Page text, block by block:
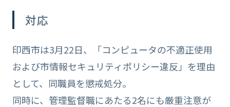
対応
印西市は3月22日、「コンピュータの不適正使用
および市情報セキュリティポリシー違反」を理由
として、同職員を懲戒処分。
同時に、管理監督職にあたる2名にも厳重注意が